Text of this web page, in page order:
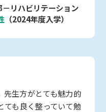
リハビリテーション
（2024年度入学）
先生方がとても魅力的
ても良く整っていて勉